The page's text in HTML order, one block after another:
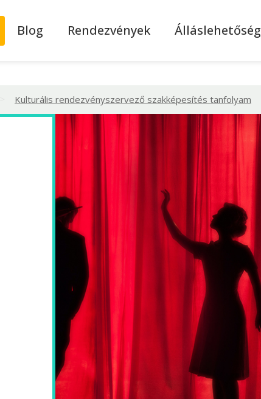
Blog Rendezvények Álláslehetőség
Kulturális rendezvényszervező szakképesítés tanfolyam